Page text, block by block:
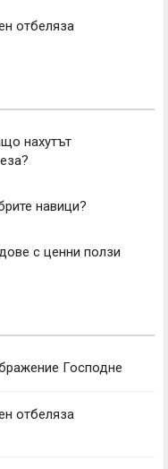
отбеляза
нахутът
навици?
с ценни ползи
Господне
отбеляза